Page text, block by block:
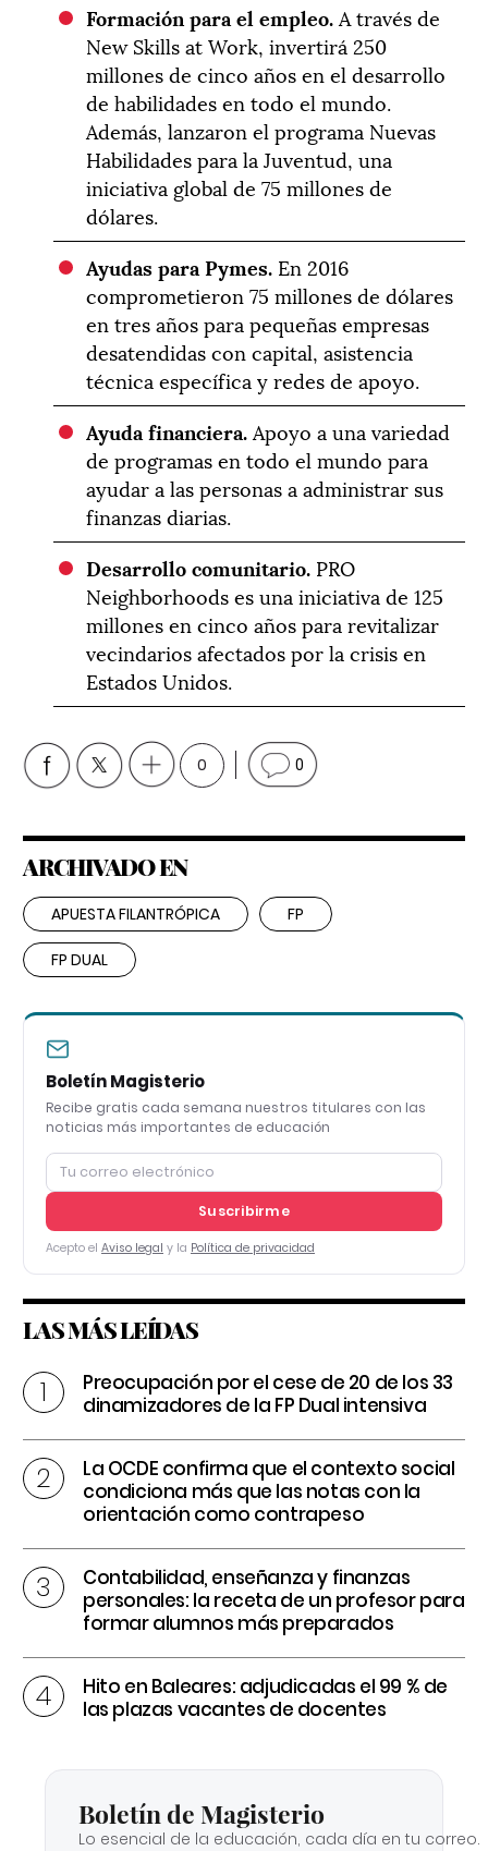
Formación para el empleo.A través de
New Skills at Work, invertirá 250
millones de cinco años en el desarrollo
de habilidades en todo el mundo.
Además, lanzaron el programa Nuevas
Habilidades para la Juventud, una
iniciativa global de 75 millones de
dólares.
Ayudas para Pymes. En 2016
comprometieron 75 millones de dólares
en tres años para pequeñas empresas
desatendidas con capital, asistencia
técnica específica y redes de apoyo.
Ayuda financiera.Apoyo a una variedad
de programas en todo el mundo para
ayudar a las personas a administrar sus
finanzas diarias.
Desarrollo comunitario. PRO
Neighborhoods es una iniciativa de 125
millones en cinco años para revitalizar
vecindarios afectados por la crisis en
Estados Unidos.
0 0
ARCHIVADO EN
APUESTA FILANTRÓPICA FP
FP DUAL
Boletín Magisterio
Recibe gratis cada semana nuestros titulares con las
noticias más importantes de educación
Suscribirme
Acepto el Aviso legal y la Política de privacidad
LAS MÁS LEÍDAS
Preocupación por el cese de 20 de los 33
dinamizadores de la FP Dual intensiva
La OCDE confirma que el contexto social
condiciona más que las notas con la
orientación como contrapeso
Contabilidad, enseñanza y finanzas
personales: la receta de un profesor para
formar alumnos más preparados
Hito en Baleares: adjudicadas el 99 % de
las plazas vacantes de docentes
Boletín de Magisterio
Lo esencial de la educación, cada día en tu correo.